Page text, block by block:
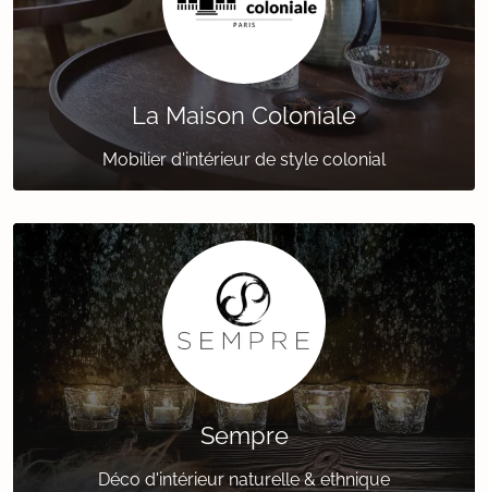
La Maison Coloniale
Mobilier d'intérieur de style colonial
Sempre
Déco d'intérieur naturelle & ethnique